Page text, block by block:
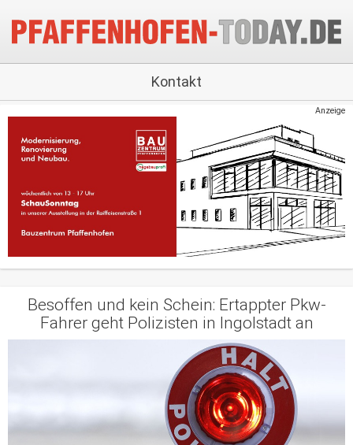
Kontakt
Anzeige
Besoffen und kein Schein: Ertappter Pkw-
Fahrer geht Polizisten in Ingolstadt an